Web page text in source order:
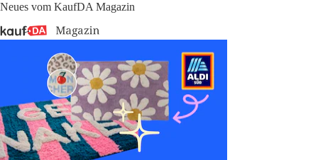
Neues vom KaufDA Magazin